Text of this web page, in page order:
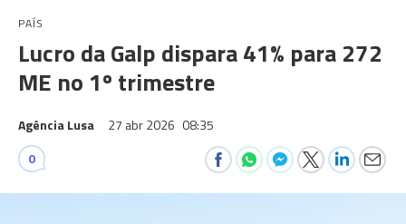
PAÍS
Lucro da Galp dispara 41% para 272
ME no 1º trimestre
Agência Lusa 27 abr 2026 08:35
0